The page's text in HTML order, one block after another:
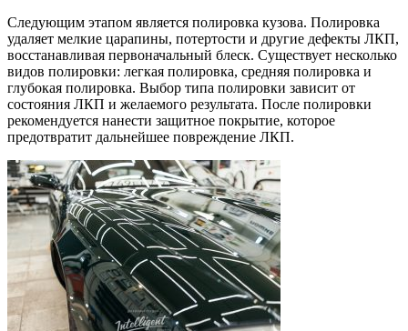
Следующим этапом является полировка кузова. Полировка
удаляет мелкие царапины, потертости и другие дефекты ЛКП,
восстанавливая первоначальный блеск. Существует несколько
видов полировки: легкая полировка, средняя полировка и
глубокая полировка. Выбор типа полировки зависит от
состояния ЛКП и желаемого результата. После полировки
рекомендуется нанести защитное покрытие, которое
предотвратит дальнейшее повреждение ЛКП.